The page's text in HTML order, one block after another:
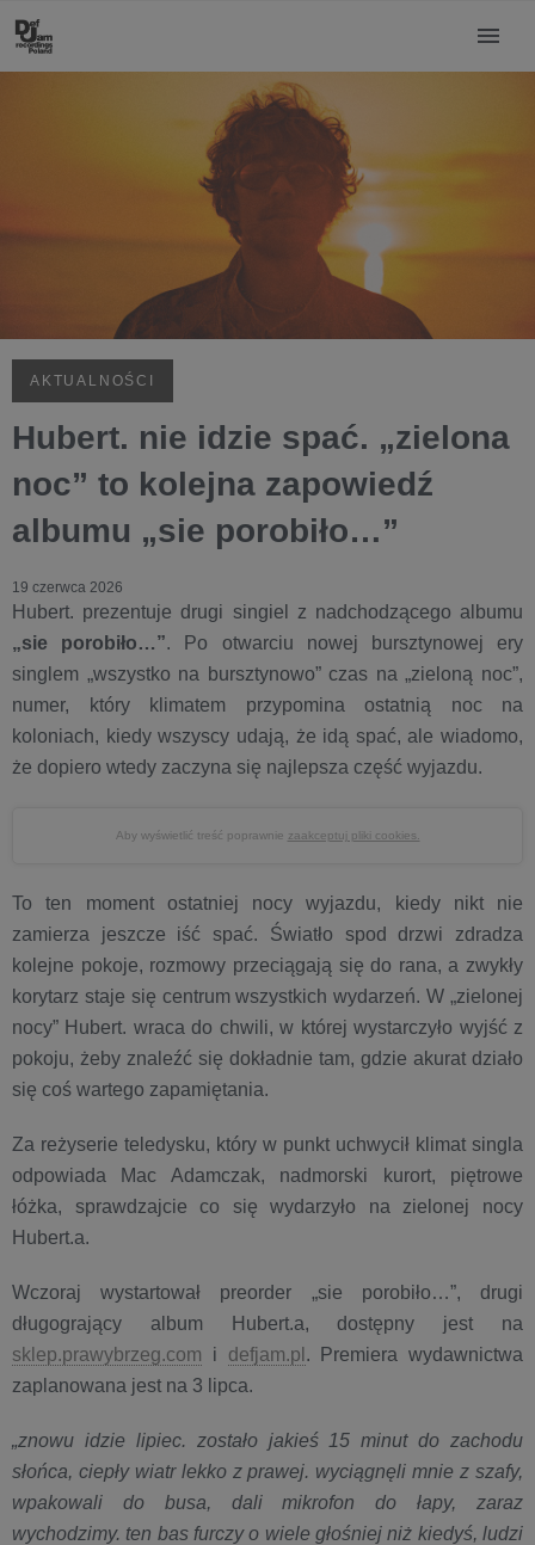
AKTUALNOŚCI
Hubert. nie idzie spać. „zielona
noc” to kolejna zapowiedź
albumu „sie porobiło…”
19 czerwca 2026
Hubert. prezentuje drugi singiel z nadchodzącego albumu
„sie porobiło…”. Po otwarciu nowej bursztynowej ery
singlem „wszystko na bursztynowo” czas na „zieloną noc”,
numer, który klimatem przypomina ostatnią noc na
koloniach, kiedy wszyscy udają, że idą spać, ale wiadomo,
że dopiero wtedy zaczyna się najlepsza część wyjazdu.
Aby wyświetlić treść poprawnie zaakceptuj pliki cookies.
To ten moment ostatniej nocy wyjazdu, kiedy nikt nie
zamierza jeszcze iść spać. Światło spod drzwi zdradza
kolejne pokoje, rozmowy przeciągają się do rana, a zwykły
korytarz staje się centrum wszystkich wydarzeń. W „zielonej
nocy” Hubert. wraca do chwili, w której wystarczyło wyjść z
pokoju, żeby znaleźć się dokładnie tam, gdzie akurat działo
się coś wartego zapamiętania.
Za reżyserie teledysku, który w punkt uchwycił klimat singla
odpowiada Mac Adamczak, nadmorski kurort, piętrowe
łóżka, sprawdzajcie co się wydarzyło na zielonej nocy
Hubert.a. ​
Wczoraj wystartował preorder „sie porobiło…”, drugi
długogrający album Hubert.a, dostępny jest na
sklep.prawybrzeg.com i defjam.pl . Premiera wydawnictwa
zaplanowana jest na 3 lipca.
„znowu idzie lipiec. zostało jakieś 15 minut do zachodu
słońca, ciepły wiatr lekko z prawej. wyciągnęli mnie z szafy,
wpakowali do busa, dali mikrofon do łapy, zaraz
wychodzimy. ten bas furczy o wiele głośniej niż kiedyś, ludzi